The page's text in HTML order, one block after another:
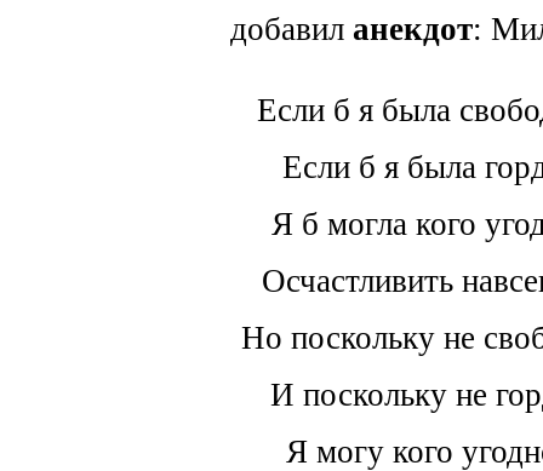
добавил анекдот:
Если б я была
Если б я была
Я б могла кого
Осчастливить
Но поскольку не
И поскольку не
Я могу кого